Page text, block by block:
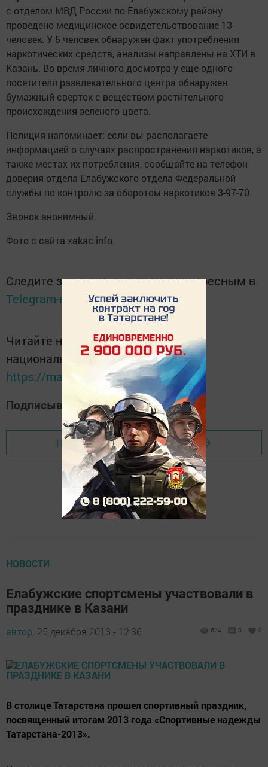
с отделом МВД России по Елабужскому району
проведено медицинское освидетельствование 13
человек. У 5 человек обнаружен факт употребления
наркотических средств, анализы направлены на ХТИ в
Казань. Во время личного досмотра у еще одного
посетителя развлекательного центра обнаружен
бумажный сверток с веществом растительного
происхождения зеленого цвета.
Полиция напоминает: если вы располагаете
информацией о случаях распространения наркотиков, а
также местах их потребления, сообщайте на телефон
доверия отдела Елабужского отдела Федеральной
службы по контролю за оборотом наркотиков 3-97-70.
Звонок анонимный.
Фото с сайта xakac.info.
Следите за самым важным и интересным в
Telegram-каналеТатмедиа
Читайте новости Татарстана в
национальном мессенджере MАХ:
https://max.ru/tatmedia
Подписывайтесь на нашДзен-канал
Перейти на страницу новости
НОВОСТИ
Елабужские спортсмены участвовали в
празднике в Казани
автор, 25 декабря 2013 - 12:36 624 0 0
В столице Татарстана прошел спортивный праздник,
посвященный итогам 2013 года «Спортивные надежды
Татарстана-2013».